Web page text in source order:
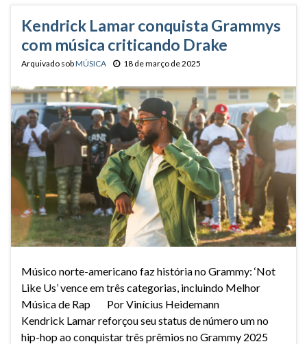
Kendrick Lamar conquista Grammys
com música criticando Drake
Arquivado sobMÚSICA 18 de março de 2025
Músico norte-americano faz história no Grammy: ‘Not
Like Us’ vence em três categorias, incluindo Melhor
Música de Rap Por Vinícius Heidemann
Kendrick Lamar reforçou seu status de número um no
hip-hop ao conquistar três prêmios no Grammy 2025